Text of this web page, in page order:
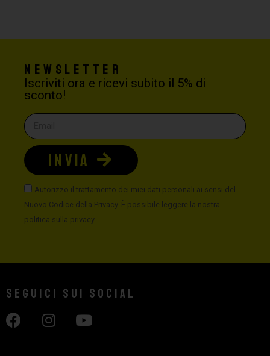
Newsletter
Iscriviti ora e ricevi subito il 5% di
sconto!
Autorizzo il trattamento dei miei dati personali ai sensi del
Nuovo Codice della Privacy. È possibile leggere la nostra
politica sulla privacy
INVIA
Seguici sui social